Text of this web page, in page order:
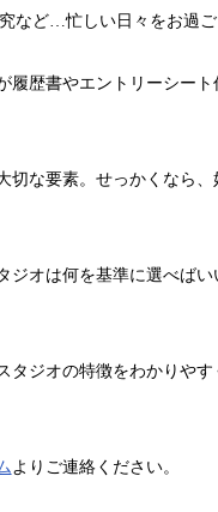
など…忙しい日々をお過
歴書やエントリーシー
な要素。せっかくなら
オは何を基準に選べば
タジオの特徴をわかりや
よりご連絡ください。